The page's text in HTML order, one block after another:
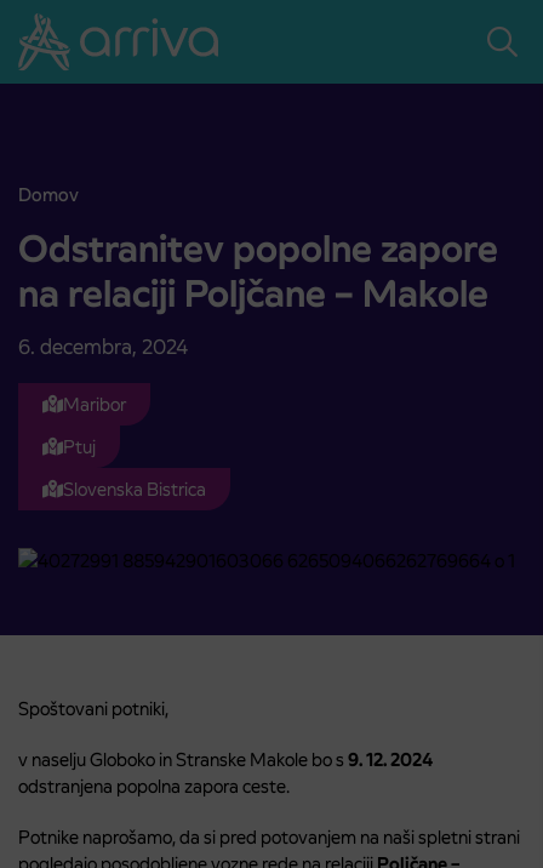
Skoči na vsebino
Domov
Odstranitev popolne zapore na relaciji Poljčane – Makole
Odstranitev popolne zapore
na relaciji Poljčane – Makole
6. decembra, 2024
Maribor
Ptuj
Slovenska Bistrica
Spoštovani potniki,
v naselju Globoko in Stranske Makole bo s 9. 12. 2024
odstranjena popolna zapora ceste.
Potnike naprošamo, da si pred potovanjem na naši spletni strani